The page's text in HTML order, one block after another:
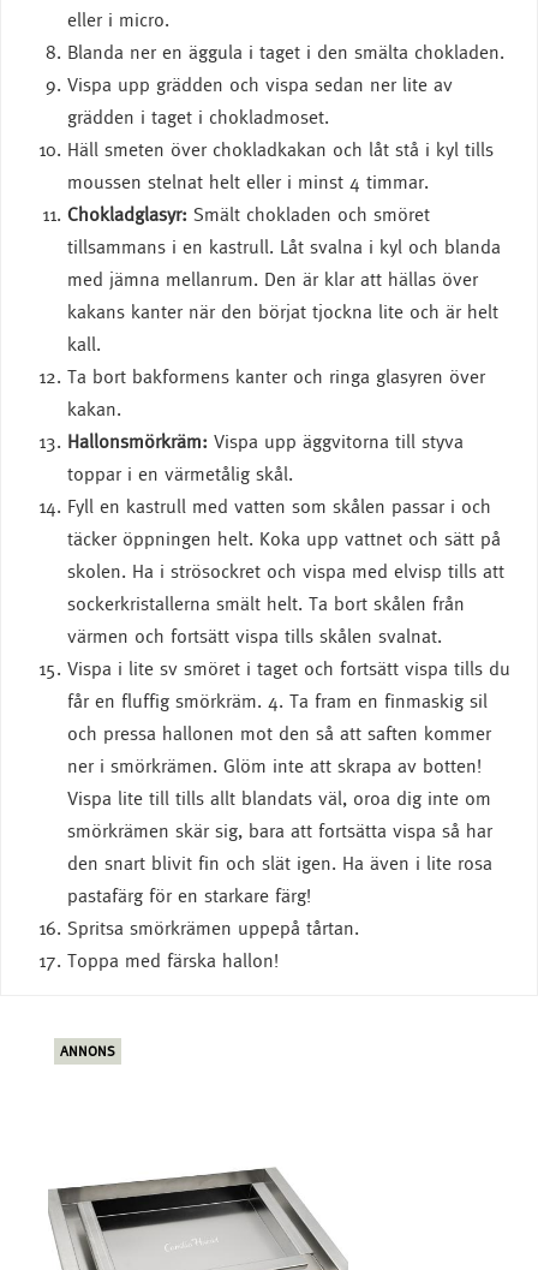
eller i micro.
Blanda ner en äggula i taget i den smälta chokladen.
Vispa upp grädden och vispa sedan ner lite av
grädden i taget i chokladmoset.
Häll smeten över chokladkakan och låt stå i kyl tills
moussen stelnat helt eller i minst 4 timmar.
Chokladglasyr: Smält chokladen och smöret
tillsammans i en kastrull. Låt svalna i kyl och blanda
med jämna mellanrum. Den är klar att hällas över
kakans kanter när den börjat tjockna lite och är helt
kall.
Ta bort bakformens kanter och ringa glasyren över
kakan.
Hallonsmörkräm: Vispa upp äggvitorna till styva
toppar i en värmetålig skål.
Fyll en kastrull med vatten som skålen passar i och
täcker öppningen helt. Koka upp vattnet och sätt på
skolen. Ha i strösockret och vispa med elvisp tills att
sockerkristallerna smält helt. Ta bort skålen från
värmen och fortsätt vispa tills skålen svalnat.
Vispa i lite sv smöret i taget och fortsätt vispa tills du
får en fluffig smörkräm. 4. Ta fram en finmaskig sil
och pressa hallonen mot den så att saften kommer
ner i smörkrämen. Glöm inte att skrapa av botten!
Vispa lite till tills allt blandats väl, oroa dig inte om
smörkrämen skär sig, bara att fortsätta vispa så har
den snart blivit fin och slät igen. Ha även i lite rosa
pastafärg för en starkare färg!
Spritsa smörkrämen uppepå tårtan.
Toppa med färska hallon!
ANNONS